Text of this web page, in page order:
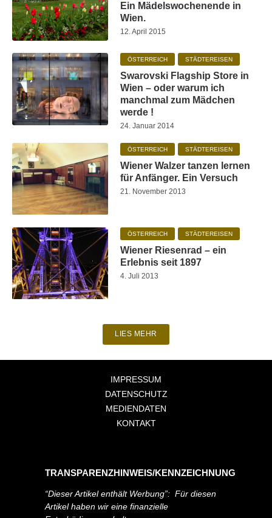
Ein Mädelswochenende in
Wien.
12. April 2015
ÖSTERREICH STÄDTEREISEN
Swarovski Flagship Store in
Wien – oder warum ich
manchmal zum Mädchen
werde !
24. Januar 2014
ÖSTERREICH STÄDTEREISEN
Wiener Walzer tanzen lernen
für Anfänger. Ein Versuch
21. November 2013
ÖSTERREICH STÄDTEREISEN
Wiener Riesenrad – ein
Erlebnis seit 1897
4. Juli 2013
LIES MEHR
IMPRESSUM
DATENSCHUTZ
MEDIENDATEN
KONTAKT
TRANSPARENZHINWEIS/KENNZEICHNUNG
“Dieser Artikel enthält Werbung”: Für diesen
Artikel haben wir eine finanzielle